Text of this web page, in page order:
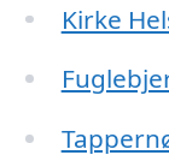
Kirke